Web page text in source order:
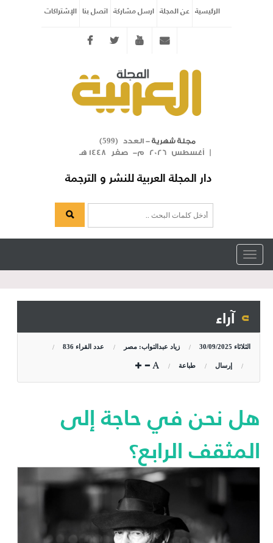
الرئيسية عن المجلة ارسل مشاركة اتصل بنا الإشتراكات
Twitter youtube
مجلة شهرية- العدد ( 599
)
| أغسطس 2026 م- صفر 1448 هـ
دار المجلة العربية للنشر و الترجمة
Toggle
navigation
آراء
الثلاثاء 30/09/2025 زياد عبدالتواب: مصر عدد القراء 836
إرسال طباعة
هل نحن في حاجة إلى
المثقف الرابع؟